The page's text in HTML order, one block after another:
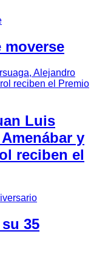
moverse
Luis
y
reciben el
35